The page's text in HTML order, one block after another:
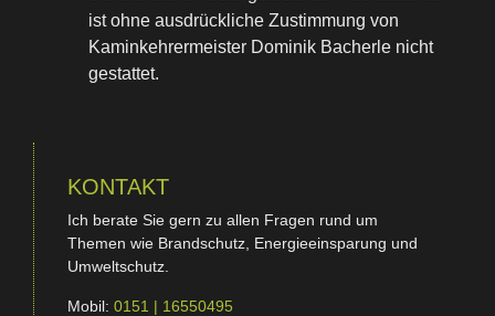
ist ohne ausdrückliche Zustimmung von
Kaminkehrermeister Dominik Bacherle nicht
gestattet.
KONTAKT
Ich berate Sie gern zu allen Fragen rund um
Themen wie Brandschutz, Energieeinsparung und
Umweltschutz.
Mobil: 0151 | 16550495